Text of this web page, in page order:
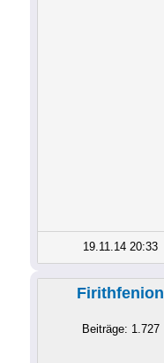
19.11.14 20:33
Firithfenion
Beiträge: 1.727